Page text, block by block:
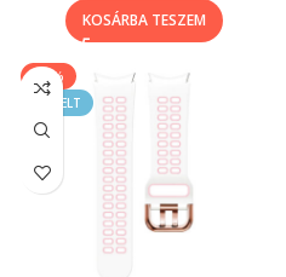
KOSÁRBA TESZEM
-50%
KIEMELT